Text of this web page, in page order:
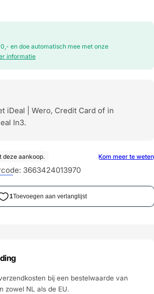
en doe automatisch mee met onze
informatie
iDeal | Wero, Credit Card of in
In3.
3663424013970
bij een bestelwaarde van
zowel NL als de EU.